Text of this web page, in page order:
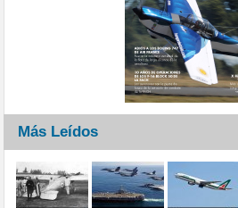
Más Leídos